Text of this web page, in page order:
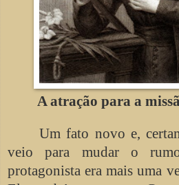
A atração para a
Um fato novo e,
veio para mudar o
protagonista era mais uma